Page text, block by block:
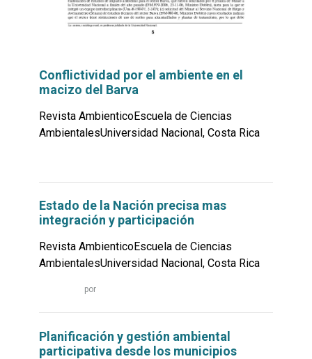
Conflictividad por el ambiente en el
macizo del Barva
Revista AmbienticoEscuela de Ciencias
AmbientalesUniversidad Nacional, Costa Rica
Estado de la Nación precisa mas
integración y participación
Revista AmbienticoEscuela de Ciencias
AmbientalesUniversidad Nacional, Costa Rica
por
Planificación y gestión ambiental
participativa desde los municipios